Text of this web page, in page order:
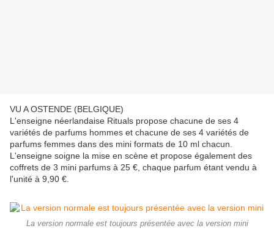
VU A OSTENDE (BELGIQUE)
L'enseigne néerlandaise Rituals propose chacune de ses 4
variétés de parfums hommes et chacune de ses 4 variétés de
parfums femmes dans des mini formats de 10 ml chacun.
L'enseigne soigne la mise en scène et propose également des
coffrets de 3 mini parfums à 25 €, chaque parfum étant vendu à
l'unité à 9,90 €.
La version normale est toujours présentée avec la version mini